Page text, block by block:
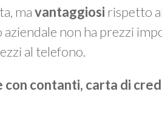
mavantaggiosi rispetto
aziendale non ha prezzi
al telefono.
con contanti, carta di